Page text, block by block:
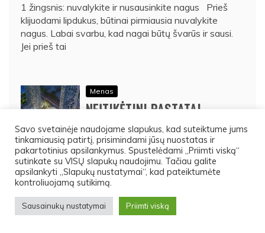
1 žingsnis: nuvalykite ir nusausinkite nagus Prieš
klijuodami lipdukus, būtinai pirmiausia nuvalykite
nagus. Labai svarbu, kad nagai būtų švarūs ir sausi.
Jei prieš tai
Menas
NEĮTIKĖTINI PASTATAI,
KEIČIANTI PASAULIO VAIZDO
LINIJAS 2022
Menas
5 BRANGIAUSI DEIMANTAI
Savo svetainėje naudojame slapukus, kad suteiktume jums
tinkamiausią patirtį, prisimindami jūsų nuostatas ir
pakartotinius apsilankymus. Spustelėdami „Priimti viską“
sutinkate su VISŲ slapukų naudojimu. Tačiau galite
apsilankyti „Slapukų nustatymai“, kad pateiktumėte
kontroliuojamą sutikimą.
Sausainukų nustatymai Priimti viską